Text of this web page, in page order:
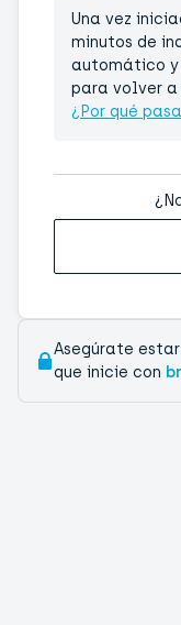
Una vez
minutos de
automático y
para volver
¿Por qué
Asegúrate
que inicie con